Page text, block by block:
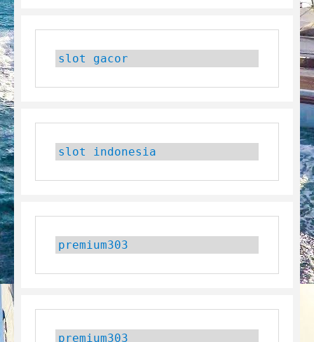
slot gacor
slot indonesia
premium303
premium303